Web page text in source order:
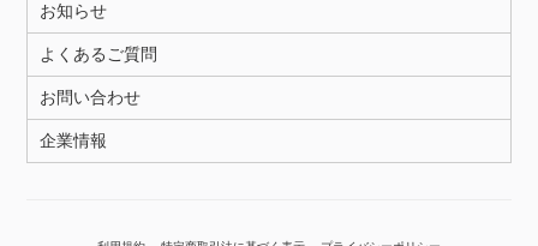
お知らせ
よくあるご質問
お問い合わせ
企業情報